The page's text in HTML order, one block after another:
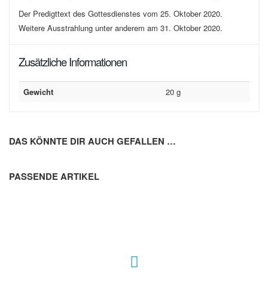
Der Predigttext des Gottesdienstes vom 25. Oktober 2020.
Weitere Ausstrahlung unter anderem am 31. Oktober 2020.
Zusätzliche Informationen
Gewicht 20 g
DAS KÖNNTE DIR AUCH GEFALLEN …
PASSENDE ARTIKEL